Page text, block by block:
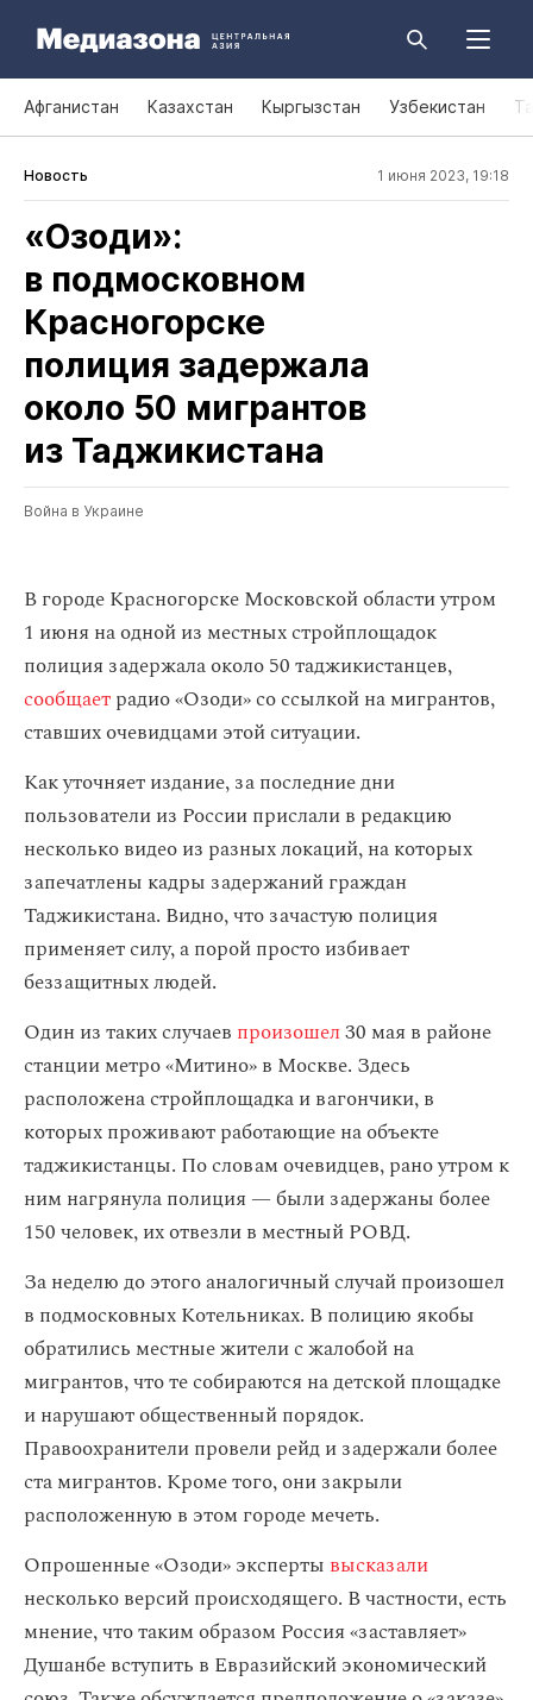
Афганистан Казахстан Кыргызстан Узбекистан
Новость 1 июня 2023, 19:18
«Озоди»:
в подмосковном
Красногорске
полиция задержала
около 50 мигрантов
из Таджикистана
Война в Украине
В городе Красногорске Московской области утром
1 июня на одной из местных стройплощадок
полиция задержала около 50 таджикистанцев,
сообщаетрадио «Озоди» со ссылкой на мигрантов,
ставших очевидцами этой ситуации.
Как уточняет издание, за последние дни
пользователи из России прислали в редакцию
несколько видео из разных локаций, на которых
запечатлены кадры задержаний граждан
Таджикистана. Видно, что зачастую полиция
применяет силу, а порой просто избивает
беззащитных людей.
Один из таких случаев произошел30 мая в районе
станции метро «Митино» в Москве. Здесь
расположена стройплощадка и вагончики, в
которых проживают работающие на объекте
таджикистанцы. По словам очевидцев, рано утром к
ним нагрянула полиция — были задержаны более
150 человек, их отвезли в местный РОВД.
За неделю до этого аналогичный случай произошел
в подмосковных Котельниках. В полицию якобы
обратились местные жители с жалобой на
мигрантов, что те собираются на детской площадке
и нарушают общественный порядок.
Правоохранители провели рейд и задержали более
ста мигрантов. Кроме того, они закрыли
расположенную в этом городе мечеть.
Опрошенные «Озоди» эксперты высказали
несколько версий происходящего. В частности, есть
мнение, что таким образом Россия «заставляет»
Душанбе вступить в Евразийский экономический